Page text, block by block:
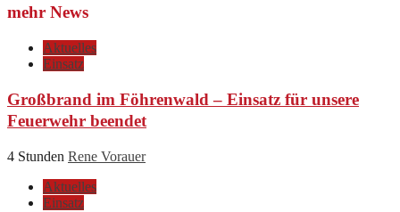
mehr News
Aktuelles
Einsatz
Großbrand im Föhrenwald – Einsatz für unsere
Feuerwehr beendet
4 Stunden Rene Vorauer
Aktuelles
Einsatz